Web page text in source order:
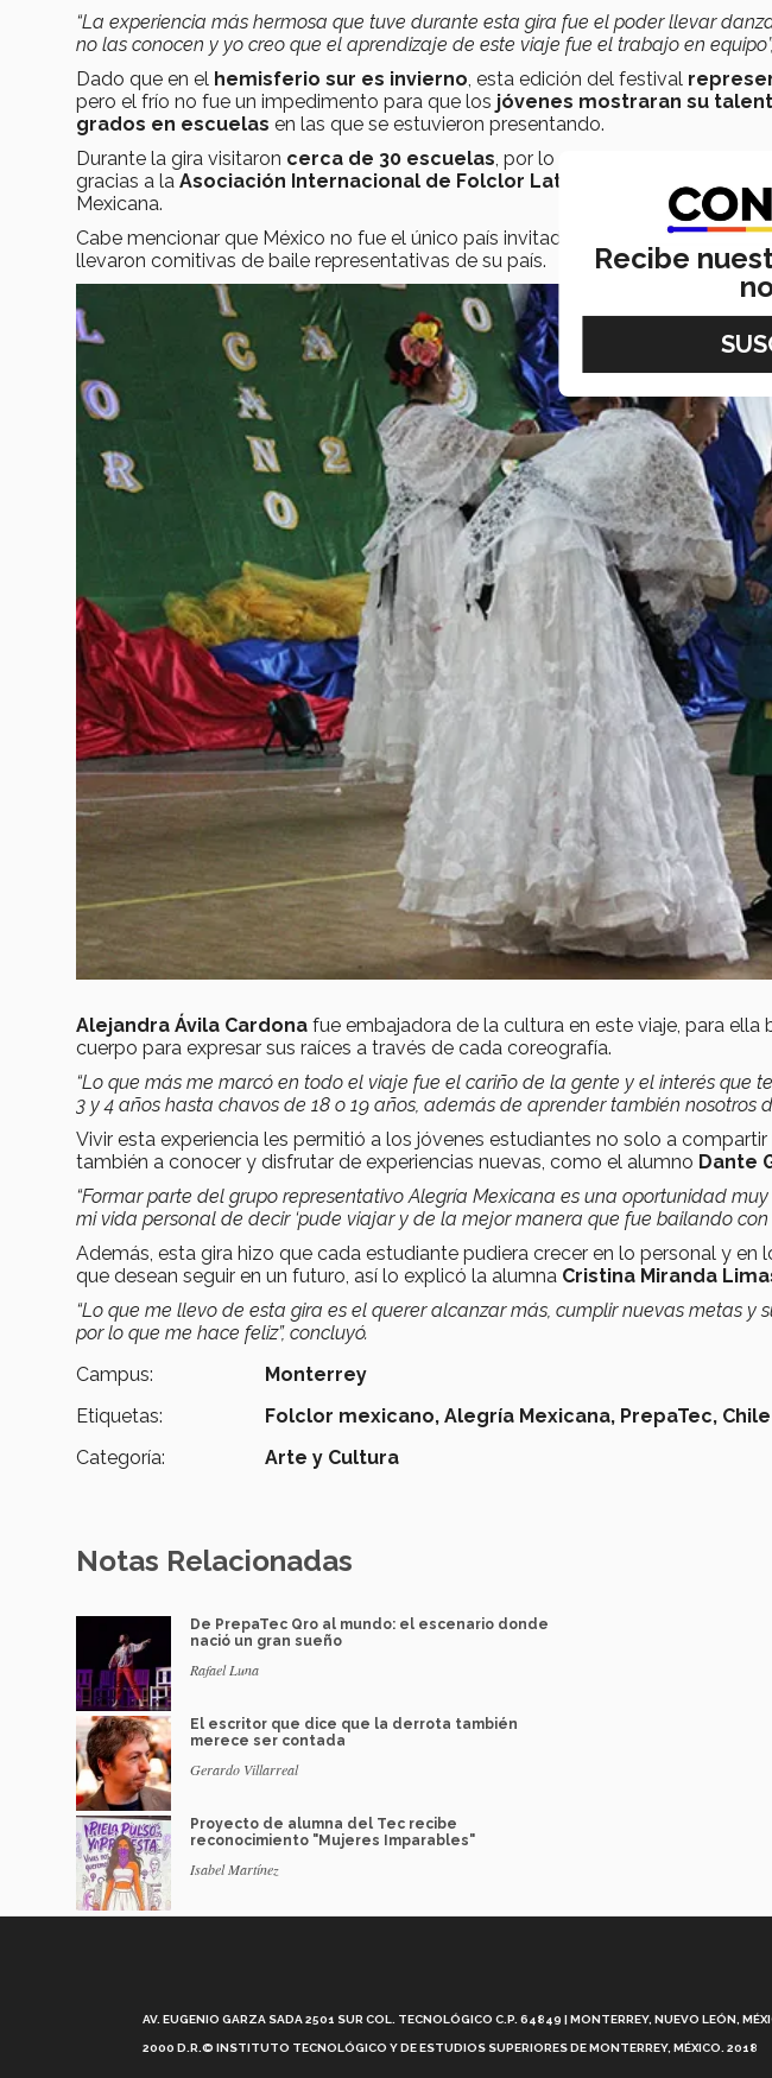
“La experiencia más hermosa que tuve durante esta gira fue el poder llevar
no las conocen y yo creo que el aprendizaje de este viaje fue el trabajo en
Dado que en el hemisferio sur es invierno , esta edición del festival
pero el frío no fue un impedimento para que los jóvenes mostraran su
grados en escuelas en las que se estuvieron presentando.
Durante la gira visitaron cerca de 30 escuelas , por lo que su audiencia fue de
gracias a la Asociación Internacional de Folclor Latinoamericano
, quien
Mexicana.
Cabe mencionar que México no fue el único país invitado a este festival ya que
llevaron comitivas de baile representativas de su país.
Alejandra Ávila Cardona fue embajadora de la cultura en este viaje, para
cuerpo para expresar sus raíces a través de cada coreografía.
“Lo que más me marcó en todo el viaje fue el cariño de la gente y el interés que
3 y 4 años hasta chavos de 18 o 19 años, además de aprender también nosotros
Vivir esta experiencia les permitió a los jóvenes estudiantes no solo a
también a conocer y disfrutar de experiencias nuevas, como el alumno Dante
“Formar parte del grupo representativo Alegría Mexicana es una oportunidad
mi vida personal de decir ‘pude viajar y de la mejor manera que fue bailando con
Además, esta gira hizo que cada estudiante pudiera crecer en lo personal y en
que desean seguir en un futuro, así lo explicó la alumna Cristina Miranda
“Lo que me llevo de esta gira es el querer alcanzar más, cumplir nuevas metas y
por lo que me hace feliz”, concluyó.
Campus:
Monterrey
Etiquetas:
Folclor mexicano, Alegría Mexicana, PrepaTec, Chile
Categoría:
Arte y Cultura
Notas Relacionadas
De PrepaTec Qro al mundo: el escenario donde
nació un gran sueño
Rafael Luna
El escritor que dice que la derrota también
merece ser contada
Gerardo Villarreal
Proyecto de alumna del Tec recibe
reconocimiento "Mujeres Imparables"
Isabel Martínez
AV. EUGENIO GARZA SADA 2501 SUR COL. TECNOLÓGICO C.P. 64849 | MONTERREY, NUEVO LEÓN,
2000 D.R.© INSTITUTO TECNOLÓGICO Y DE ESTUDIOS SUPERIORES DE MONTERREY, MÉXICO. 2018
Recibe